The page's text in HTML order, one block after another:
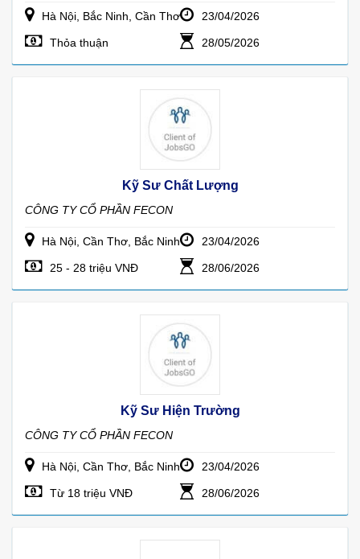
Hà Nội, Bắc Ninh, Cần Thơ 23/04/2026
Thỏa thuận 28/05/2026
Kỹ Sư Chất Lượng
CÔNG TY CỔ PHẦN FECON
Hà Nội, Cần Thơ, Bắc Ninh 23/04/2026
25 - 28 triệu VNĐ 28/06/2026
Kỹ Sư Hiện Trường
CÔNG TY CỔ PHẦN FECON
Hà Nội, Cần Thơ, Bắc Ninh 23/04/2026
Từ 18 triệu VNĐ 28/06/2026